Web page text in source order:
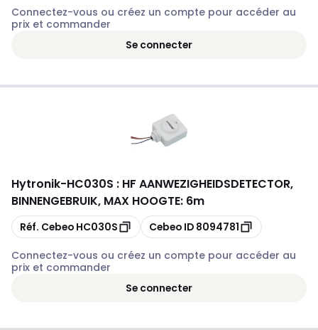
Connectez-vous ou créez un compte pour accéder au
prix et commander
Se connecter
Hytronik-HC030S : HF AANWEZIGHEIDSDETECTOR,
BINNENGEBRUIK, MAX HOOGTE: 6m
Copier
Réf. Cebeo HC030S Copier
Cebeo ID 8094781
Connectez-vous ou créez un compte pour accéder au
prix et commander
Se connecter